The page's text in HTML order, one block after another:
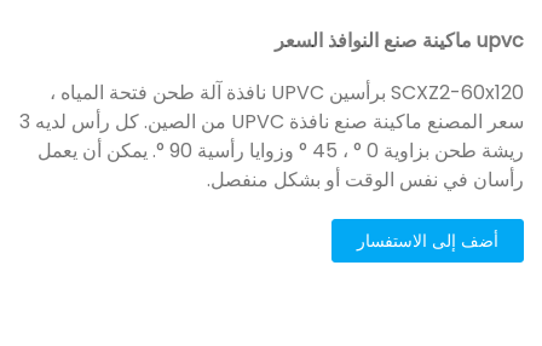
upvc ماكينة صنع النوافذ السعر
SCXZ2-60x120 برأسين UPVC نافذة آلة طحن فتحة المياه ،
سعر المصنع ماكينة صنع نافذة UPVC من الصين. كل رأس لديه 3
ريشة طحن بزاوية 0 ° ، 45 ° وزوايا رأسية 90 °. يمكن أن يعمل
رأسان في نفس الوقت أو بشكل منفصل.
أضف إلى الاستفسار